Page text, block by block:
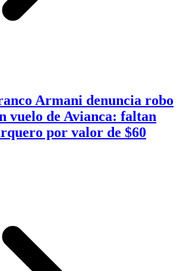
Armani denuncia robo
vuelo de Avianca: faltan
por valor de $60